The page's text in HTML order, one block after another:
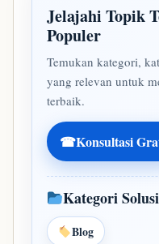
Jelajahi Topik
Populer
Temukan kategori,
yang relevan untuk
terbaik.
☎Konsultasi
Kategori Solusi
Blog